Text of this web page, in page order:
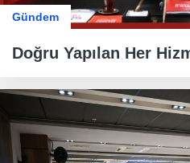
Gündem
Doğru Yapılan Her